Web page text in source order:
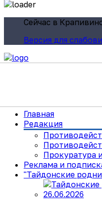
Сейчас в
Версия для
Главная
Редакция
Прокуратура
Реклама и
"Тайдонские